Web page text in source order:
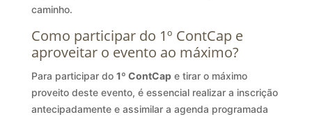
caminho.
Como participar do 1º ContCap e
aproveitar o evento ao máximo?
Para participar do 1º ContCape tirar o máximo
proveito deste evento, é essencial realizar a inscrição
antecipadamente e assimilar a agenda programada